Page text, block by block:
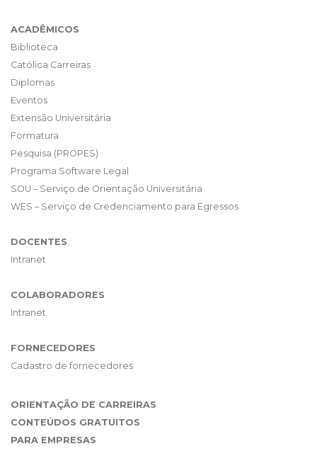
ACADÊMICOS
Biblioteca
Católica Carreiras
Diplomas
Eventos
Extensão Universitária
Formatura
Pesquisa (PROPES)
Programa Software Legal
SOU – Serviço de Orientação Universitária
WES – Serviço de Credenciamento para Egressos
DOCENTES
Intranet
COLABORADORES
Intranet
FORNECEDORES
Cadastro de fornecedores
ORIENTAÇÃO DE CARREIRAS
CONTEÚDOS GRATUITOS
PARA EMPRESAS